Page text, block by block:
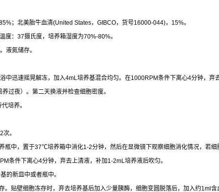
；北美胎牛血清(United States， GIBCO，货号16000-044)， 15%。
温度： 37摄氏度，培养箱湿度为70%-80%。
液氮储存。
中迅速摇晃解冻，加入4mL 培养基混合均匀。在1000RPM条件下离心4分钟，弃
养过夜）。第二天换液并检查细胞密度。
培养。
次。
瓶中，置于37℃培养箱中消化1-2分钟，然后在显微镜下观察细胞消化情况，若
条件下离心4分钟，弃去上清液，补加1-2mL 培养液后吹匀。
的新皿中或者瓶中。
。贴壁细胞冻存时，弃去培养基后加入少量胰酶，细胞变圆脱落后，加入约1ml含